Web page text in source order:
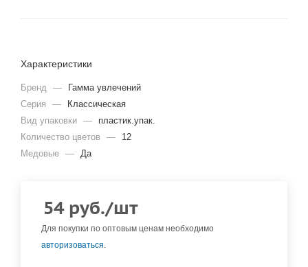
Характеристики
Бренд —
Гамма увлечений
Серия
—
Классическая
Вид упаковки —
пластик.упак.
Количество цветов
—
12
Медовые — Да
54руб./шт
Для покупки по оптовым ценам необходимо
авторизоваться.